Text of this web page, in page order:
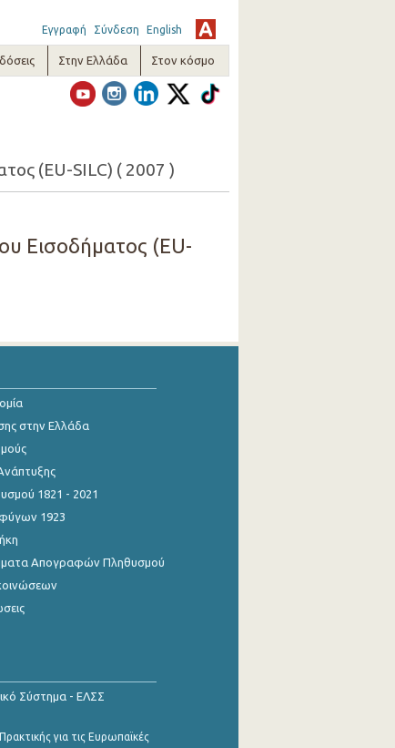
Εγγραφή Σύνδεση English
Στην Ελλάδα Στον κόσμο
(EU-SILC) ( 2007 )
Εισοδήματος (EU-
στην Ελλάδα
1821 - 2021
1923
Απογραφών Πληθυσμού
Σύστημα - ΕΛΣΣ
για τις Ευρωπαϊκές